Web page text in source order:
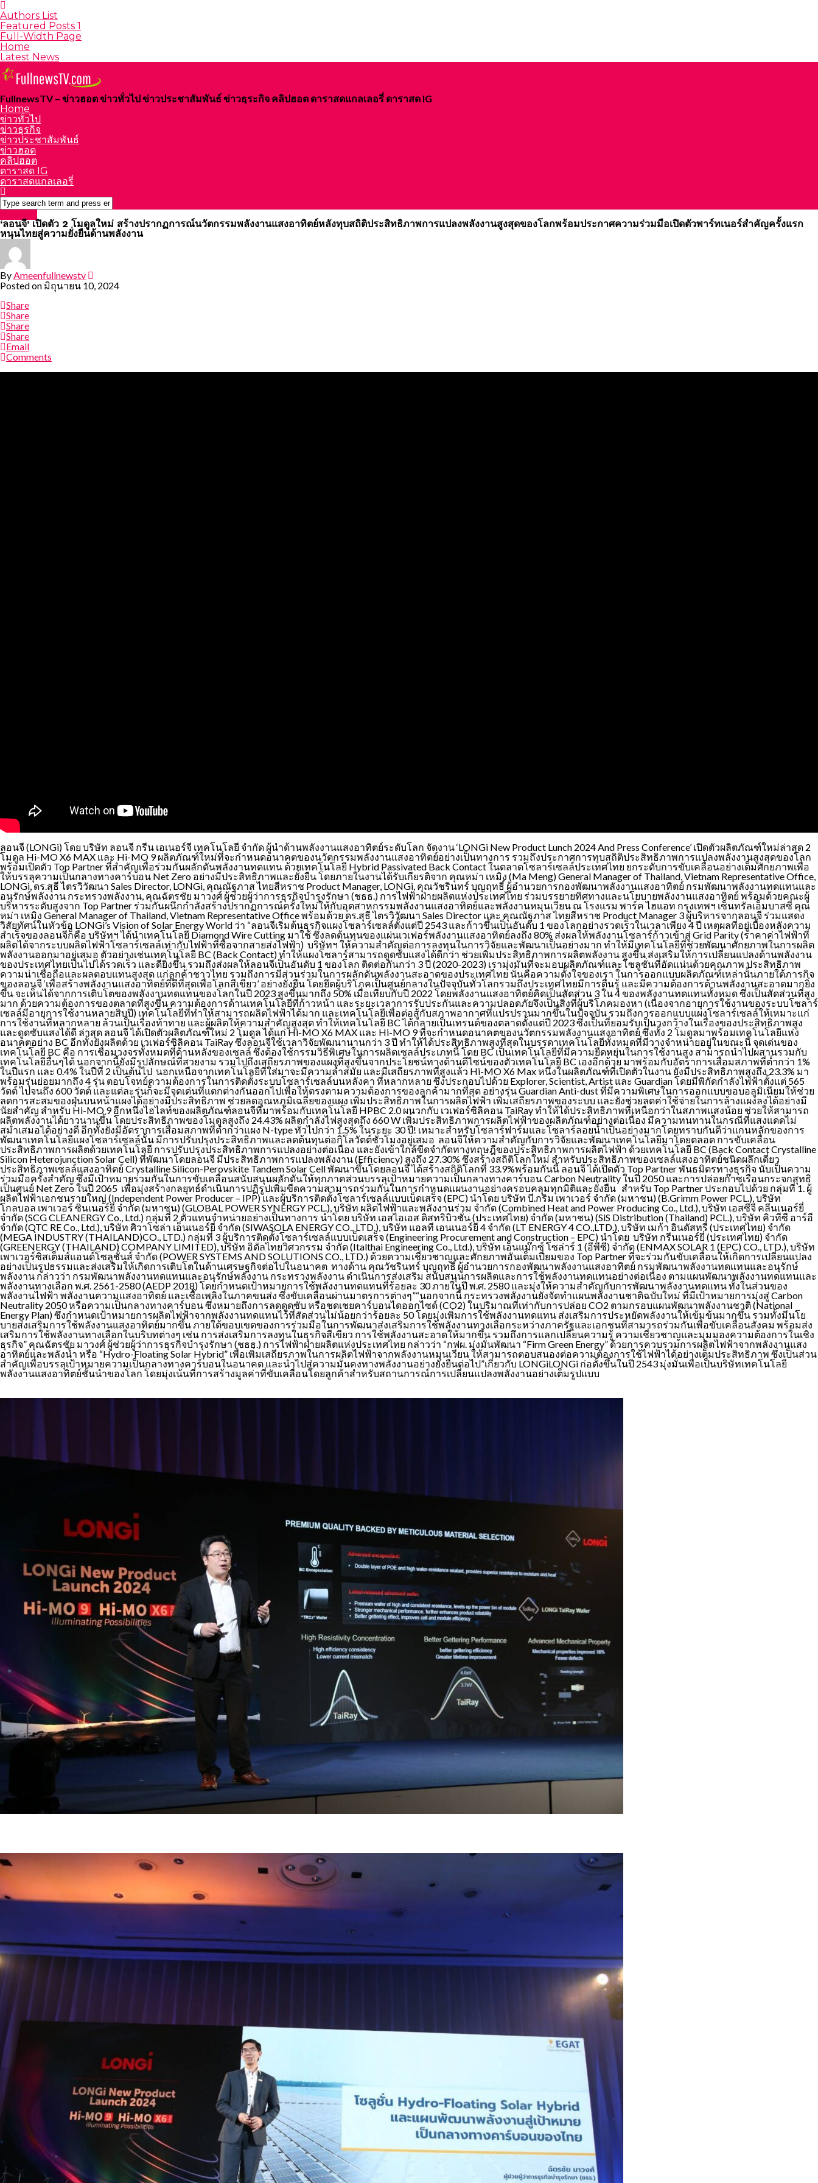
Authors List
Featured Posts 1
Full-Width Page
Home
Latest News
FullnewsTV – ข่าวฮอต ข่าวทั่วไป ข่าวประชาสัมพันธ์ ข่าวธุระกิจ คลิปฮอต ดาราสดแกลเลอรี่ ดาราสด IG
Home
ข่าวทั่วไป
ข่าวธุรกิจ
ข่าวประชาสัมพันธ์
ข่าวฮอต
คลิปฮอต
ดาราสด IG
ดาราสดแกลเลอรี่
‘ลอนจี’ เปิดตัว 2 โมดูลใหม่ สร้างปรากฏการณ์นวัตกรรมพลังงานแสงอาทิตย์หลังทุบสถิติประสิทธิภาพการแปลงพลังงานสูงสุดของโลกพร้อมประกาศความร่วมมือเปิดตัวพาร์ทเนอร์สำคัญครั้งแรก
หนุนไทยสู่ความยั่งยืนด้านพลังงาน
ByAmeenfullnewstv
Posted on มิถุนายน 10, 2024
Share
Share
Share
Share
Email
Comments
ลอนจี (LONGi) โดย บริษัท ลอนจี กรีน เอเนอร์จี เทคโนโลยี จำกัด ผู้นำด้านพลังงานแสงอาทิตย์ระดับโลก จัดงาน ‘LONGi New Product Lunch 2024 And Press Conference’ เปิดตัวผลิตภัณฑ์ใหม่ล่าสุด 2
โมดูล Hi-MO X6 MAX และ Hi-MO 9 ผลิตภัณฑ์ใหม่ที่จะกำหนดอนาคตของนวัตกรรมพลังงานแสงอาทิตย์อย่างเป็นทางการ รวมถึงประกาศการทุบสถิติประสิทธิภาพการแปลงพลังงานสูงสุดของโลก
พร้อมเปิดตัว Top Partner ที่สำคัญเพื่อร่วมกันผลักดันพลังงานทดแทน ด้วยเทคโนโลยี Hybrid Passivated Back Contact ในตลาดโซลาร์เซลล์ประเทศไทย ยกระดับการขับเคลื่อนอย่างเต็มศักยภาพเพื่อ
ให้บรรลุความเป็นกลางทางคาร์บอน Net Zero อย่างมีประสิทธิภาพและยั่งยืน โดยภายในงานได้รับเกียรติจาก คุณหม่า เหมิง (Ma Meng) General Manager of Thailand, Vietnam Representative Office,
LONGi, ดร.สุธี ไตรวิวัฒนา Sales Director, LONGi, คุณณัฐภาส ไทยสีหราช Product Manager, LONGi, คุณวัชรินทร์ บุญฤทธิ์ ผู้อำนวยการกองพัฒนาพลังงานแสงอาทิตย์ กรมพัฒนาพลังงานทดแทนและ
อนุรักษ์พลังงาน กระทรวงพลังงาน, คุณฉัตรชัย มาวงศ์ ผู้ช่วยผู้ว่าการธุรกิจบำรุงรักษา (ชธธ.) การไฟฟ้าฝ่ายผลิตแห่งประเทศไทย ร่วมบรรยายทิศทางและนโยบายพลังงานแสงอาทิตย์ พร้อมด้วยคณะผู้
บริหารระดับสูงจาก Top Partner ร่วมกันผนึกกำลังสร้างปรากฏการณ์ครั้งใหม่ให้กับอุตสาหกรรมพลังงานแสงอาทิตย์และพลังงานหมุนเวียน ณ โรงแรม พาร์ค ไฮแอท กรุงเทพฯ เซ็นทรัลเอ็มบาสซี่ คุณ
หม่า เหมิง General Manager of Thailand, Vietnam Representative Office พร้อมด้วย ดร.สุธี ไตรวิวัฒนา Sales Director และ คุณณัฐภาส ไทยสีหราช Product Manager 3 ผู้บริหารจากลอนจี ร่วมแสดง
วิสัยทัศน์ในหัวข้อ LONGi’s Vision of Solar Energy World ว่า “ลอนจีเริ่มต้นธุรกิจแผงโซลาร์เซลล์ตั้งแต่ปี 2543 และก้าวขึ้นเป็นอันดับ 1 ของโลกอย่างรวดเร็วในเวลาเพียง 4 ปี เหตุผลที่อยู่เบื้องหลังความ
สำเร็จของลอนจีก็คือ บริษัทฯ ได้นำเทคโนโลยี Diamond Wire Cutting มาใช้ ซึ่งลดต้นทุนของแผ่นเวเฟอร์พลังงานแสงอาทิตย์ลงถึง 80% ส่งผลให้พลังงานโซลาร์ก้าวเข้าสู่ Grid Parity (ราคาค่าไฟฟ้าที่
ผลิตได้จากระบบผลิตไฟฟ้าโซลาร์เซลล์เท่ากับไฟฟ้าที่ซื้อจากสายส่งไฟฟ้า) บริษัทฯ ให้ความสำคัญต่อการลงทุนในการวิจัยและพัฒนาเป็นอย่างมาก ทำให้มีเทคโนโลยีที่ช่วยพัฒนาศักยภาพในการผลิต
พลังงานออกมาอยู่เสมอ ตัวอย่างเช่นเทคโนโลยี BC (Back Contact) ทำให้แผงโซลาร์สามารถดูดซับแสงได้ดีกว่า ช่วยเพิ่มประสิทธิภาพการผลิตพลังงาน สูงขึ้น ส่งเสริมให้การเปลี่ยนแปลงด้านพลังงาน
ของประเทศไทยเป็นไปได้รวดเร็ว และดียิ่งขึ้น รวมถึงส่งผลให้ลอนจีเป็นอันดับ 1 ของโลก ติดต่อกันกว่า 3 ปี (2020-2023) เรามุ่งมั่นที่จะมอบผลิตภัณฑ์และโซลูชั่นที่อัดแน่นด้วยคุณภาพ ประสิทธิภาพ
ความน่าเชื่อถือและผลตอบแทนสูงสุด แก่ลูกค้าชาวไทย รวมถึงการมีส่วนร่วมในการผลักดันพลังงานสะอาดของประเทศไทย นั่นคือความตั้งใจของเรา ในการออกแบบผลิตภัณฑ์เหล่านั้นภายใต้ภารกิจ
ของลอนจี ‘เพื่อสร้างพลังงานแสงอาทิตย์ที่ดีที่สุดเพื่อโลกสีเขียว’ อย่างยั่งยืน โดยยึดผู้บริโภคเป็นศูนย์กลางในปัจจุบันทั่วโลกรวมถึงประเทศไทยมีการตื่นรู้ และมีความต้องการด้านพลังงานสะอาดมากยิ่ง
ขึ้น จะเห็นได้จากการเติบโตของพลังงานทดแทนของโลกในปี 2023 สูงขึ้นมากถึง 50% เมื่อเทียบกับปี 2022 โดยพลังงานแสงอาทิตย์คิดเป็นสัดส่วน 3 ใน 4 ของพลังงานทดแทนทั้งหมด ซึ่งเป็นสัดส่วนที่สูง
มาก ด้วยความต้องการของตลาดที่สูงขึ้น ความต้องการด้านเทคโนโลยีที่ก้าวหน้า และระยะเวลาการรับประกันและความปลอดภัยจึงเป็นสิ่งที่ผู้บริโภคมองหา (เนื่องจากอายุการใช้งานของระบบโซลาร์
เซลล์มีอายุการใช้งานหลายสิบปี) เทคโนโลยีที่ทำให้สามารถผลิตไฟฟ้าได้มาก และเทคโนโลยีเพื่อต่อสู้กับสภาพอากาศที่แปรปรวนมากขึ้นในปัจจุบัน รวมถึงการออกแบบแผงโซลาร์เซลล์ให้เหมาะแก่
การใช้งานที่หลากหลาย ล้วนเป็นเรื่องท้าทาย และผู้ผลิตให้ความสำคัญสูงสุด ทำให้เทคโนโลยี BC ได้กลายเป็นเทรนด์ของตลาดตั้งแต่ปี 2023 ซึ่งเป็นที่ยอมรับเป็นวงกว้างในเรื่องของประสิทธิภาพสูง
และดูดซับแสงได้ดี ล่าสุด ลอนจี ได้เปิดตัวผลิตภัณฑ์ใหม่ 2 โมดูล ได้แก่ Hi-MO X6 MAX และ Hi-MO 9 ที่จะกำหนดอนาคตของนวัตกรรมพลังงานแสงอาทิตย์ ซึ่งทั้ง 2 โมดูลมาพร้อมเทคโนโลยีแห่ง
อนาคตอย่าง BC อีกทั้งยังผลิตด้วย เวเฟอร์ซิลิคอน TaiRay ซึ่งลอนจีใช้เวลาวิจัยพัฒนานานกว่า 3 ปี ทำให้ได้ประสิทธิภาพสูงที่สุดในบรรดาเทคโนโลยีทั้งหมดที่มีวางจำหน่ายอยู่ในขณะนี้ จุดเด่นของ
เทคโนโลยี BC คือ การเชื่อมวงจรทั้งหมดที่ด้านหลังของเซลล์ ซึ่งต้องใช้กรรมวิธีพิเศษในการผลิตเซลล์ประเภทนี้ โดย BC เป็นเทคโนโลยีที่มีความยืดหยุ่นในการใช้งานสูง สามารถนำไปผสานรวมกับ
เทคโนโลยีอื่นๆได้ นอกจากนี้ยังมีรูปลักษณ์ที่สวยงาม รวมไปถึงเสถียรภาพของแผงที่สูงขึ้นจากประโยชน์ทางด้านดีไซน์ของตัวเทคโนโลยี BC เองอีกด้วย มาพร้อมกับอัตราการเสื่อมสภาพที่ต่ำกว่า 1%
ในปีแรก และ 0.4% ในปีที่ 2 เป็นต้นไป นอกเหนือจากเทคโนโลยีที่ใส่มาจะมีความล้ำสมัย และมีเสถียรภาพที่สูงแล้ว Hi-MO X6 Max หนึ่งในผลิตภัณฑ์ที่เปิดตัวในงาน ยังมีประสิทธิภาพสูงถึง 23.3% มา
พร้อมรุ่นย่อยมากถึง 4 รุ่น ตอบโจทย์ความต้องการในการติดตั้งระบบโซลาร์เซลล์บนหลังคา ที่หลากหลาย ซึ่งประกอบไปด้วย Explorer, Scientist, Artist และ Guardian โดยมีพิกัดกำลังไฟฟ้าตั้งแต่ 565
วัตต์ ไปจนถึง 600 วัตต์ และแต่ละรุ่นก็จะมีจุดเด่นที่แตกต่างกันออกไปเพื่อให้ตรงตามความต้องการของลูกค้ามากที่สุด อย่างรุ่น Guardian Anti-dust ที่มีความพิเศษในการออกแบบขอบอลูมิเนียมให้ช่วย
ลดการสะสมของฝุ่นบนหน้าแผงได้อย่างมีประสิทธิภาพ ช่วยลดอุณหภูมิเฉลี่ยของแผง เพิ่มประสิทธิภาพในการผลิตไฟฟ้า เพิ่มเสถียรภาพของระบบ และยังช่วยลดค่าใช้จ่ายในการล้างแผงลงได้อย่างมี
นัยสำคัญ สำหรับ Hi-MO 9 อีกหนึ่งไฮไลท์ของผลิตภัณฑ์ลอนจีที่มาพร้อมกับเทคโนโลยี HPBC 2.0 ผนวกกับ เวเฟอร์ซิลิคอน TaiRay ทำให้ได้ประสิทธิภาพที่เหนือกว่าในสภาพแสงน้อย ช่วยให้สามารถ
ผลิตพลังงานได้ยาวนานขึ้น โดยประสิทธิภาพของโมดูลสูงถึง 24.43% ผลิตกำลังไฟสูงสุดถึง 660 W เพิ่มประสิทธิภาพการผลิตไฟฟ้าของผลิตภัณฑ์อย่างต่อเนื่อง มีความทนทานในกรณีที่แสงแดดไม่
สม่ำเสมอได้อย่างดี อีกทั้งยังมีอัตราการเสื่อมสภาพที่ต่ำกว่าแผง N-type ทั่วไปกว่า 1.5% ในระยะ 30 ปี! เหมาะสำหรับโซลาร์ฟาร์มและโซลาร์ลอยน้ำเป็นอย่างมากโดยทราบกันดีว่าแกนหลักของการ
พัฒนาเทคโนโลยีแผงโซลาร์เซลล์นั้น มีการปรับปรุงประสิทธิภาพและลดต้นทุนต่อกิโลวัตต์ชั่วโมงอยู่เสมอ ลอนจีให้ความสำคัญกับการวิจัยและพัฒนาเทคโนโลยีมาโดยตลอด การขับเคลื่อน
ประสิทธิภาพการผลิตด้วยเทคโนโลยี การปรับปรุงประสิทธิภาพการแปลงอย่างต่อเนื่อง และยังเข้าใกล้ขีดจำกัดทางทฤษฎีของประสิทธิภาพการผลิตไฟฟ้า ด้วยเทคโนโลยี BC (Back Contact Crystalline
Silicon Heterojunction Solar Cell) ที่พัฒนาโดยลอนจี มีประสิทธิภาพการแปลงพลังงาน (Efficiency) สูงถึง 27.30% ซึ่งสร้างสถิติโลกใหม่ สำหรับประสิทธิภาพของเซลล์แสงอาทิตย์ชนิดผลึกเดี่ยว
ประสิทธิภาพเซลล์แสงอาทิตย์ Crystalline Silicon-Perovskite Tandem Solar Cell พัฒนาขึ้นโดยลอนจี ได้สร้างสถิติโลกที่ 33.9%พร้อมกันนี้ ลอนจี ได้เปิดตัว Top Partner พันธมิตรทางธุรกิจ นับเป็นความ
ร่วมมือครั้งสำคัญ ซึ่งมีเป้าหมายร่วมกันในการขับเคลื่อนสนับสนุนผลักดันให้ทุกภาคส่วนบรรลุเป้าหมายความเป็นกลางทางคาร์บอน Carbon Neutrality ในปี 2050 และการปล่อยก๊าซเรือนกระจกสุทธิ
เป็นศูนย์ Net Zero ในปี 2065 เพื่อมุ่งสร้างกลยุทธ์ดำเนินการปฏิรูปเพิ่มขีดความสามารถร่วมกันในการกำหนดแผนงานอย่างครอบคลุมทุกมิติและยั่งยืน สำหรับ Top Partner ประกอบไปด้วย กลุ่มที่ 1. ผู้
ผลิตไฟฟ้าเอกชนรายใหญ่ (Independent Power Producer – IPP) และผู้บริการติดตั้งโซลาร์เซลล์แบบเบ็ดเสร็จ (EPC) นำโดย บริษัท บี.กริม เพาเวอร์ จำกัด (มหาชน) (B.Grimm Power PCL.), บริษัท
โกลบอล เพาเวอร์ ซินเนอร์ยี่ จำกัด (มหาชน) (GLOBAL POWER SYNERGY PCL.), บริษัท ผลิตไฟฟ้าและพลังงานร่วม จำกัด (Combined Heat and Power Producing Co., Ltd.), บริษัท เอสซีจี คลีนเนอร์ยี่
จำกัด (SCG CLEANERGY Co., Ltd.) กลุ่มที่ 2 ตัวแทนจำหน่ายอย่างเป็นทางการ นำโดย บริษัท เอสไอเอส ดิสทริบิวชั่น (ประเทศไทย) จำกัด (มหาชน) (SiS Distribution (Thailand) PCL.), บริษัท คิวทีซี อาร์อี
จำกัด (QTC RE Co., Ltd.), บริษัท ศิวาโซล่า เอ็นเนอร์ยี่ จำกัด (SIWASOLA ENERGY CO., LTD.), บริษัท แอลที เอนเนอร์ยี 4 จำกัด (LT ENERGY 4 CO.,LTD.), บริษัท เมก้า อินดัสทรี (ประเทศไทย) จำกัด
(MEGA INDUSTRY (THAILAND)CO., LTD.) กลุ่มที่ 3 ผู้บริการติดตั้งโซลาร์เซลล์แบบเบ็ดเสร็จ (Engineering Procurement and Construction – EPC) นำโดย บริษัท กรีนเนอร์ยี่ (ประเทศไทย) จำกัด
(GREENERGY (THAILAND) COMPANY LIMITED), บริษัท อิตัลไทยวิศวกรรม จำกัด (Italthai Engineering Co., Ltd.), บริษัท เอ็นแม๊กซ์ โซล่าร์ 1 (อีพีซี) จำกัด (ENMAX SOLAR 1 (EPC) CO., LTD.), บริษัท
เพาเวอร์ซิสเต็มส์แอนด์โซลูชั่นส์ จำกัด (POWER SYSTEMS AND SOLUTIONS CO., LTD.) ด้วยความเชี่ยวชาญและศักยภาพอันเต็มเปี่ยมของ Top Partner ที่จะร่วมกันขับเคลื่อนให้เกิดการเปลี่ยนแปลง
อย่างเป็นรูปธรรมและส่งเสริมให้เกิดการเติบโตในด้านเศรษฐกิจต่อไปในอนาคต ทางด้าน คุณวัชรินทร์ บุญฤทธิ์ ผู้อำนวยการกองพัฒนาพลังงานแสงอาทิตย์ กรมพัฒนาพลังงานทดแทนและอนุรักษ์
พลังงาน กล่าวว่า กรมพัฒนาพลังงานทดแทนและอนุรักษ์พลังงาน กระทรวงพลังงาน ดำเนินการส่งเสริม สนับสนุนการผลิตและการใช้พลังงานทดแทนอย่างต่อเนื่อง ตามแผนพัฒนาพลังงานทดแทนและ
พลังงานทางเลือก พ.ศ. 2561-2580 (AEDP 2018) โดยกำหนดเป้าหมายการใช้พลังงานทดแทนที่ร้อยละ 30 ภายในปี พ.ศ. 2580 และมุ่งให้ความสำคัญกับการพัฒนาพลังงานทดแทน ทั้งในส่วนของ
พลังงานไฟฟ้า พลังงานความแสงอาทิตย์ และเชื้อเพลิงในภาคขนส่ง ซึ่งขับเคลื่อนผ่านมาตรการต่างๆ”“นอกจากนี้ กระทรวงพลังงานยังจัดทำแผนพลังงานชาติฉบับใหม่ ที่มีเป้าหมายการมุ่งสู่ Carbon
Neutrality 2050 หรือความเป็นกลางทางคาร์บอน ซึ่งหมายถึงการลดดูดซับ หรือชดเชยคาร์บอนไดออกไซด์ (CO2) ในปริมาณที่เท่ากับการปล่อย CO2 ตามกรอบแผนพัฒนาพลังงานชาติ (National
Energy Plan) ซึ่งกำหนดเป้าหมายการผลิตไฟฟ้าจากพลังงานทดแทนไว้ที่สัดส่วนไม่น้อยกว่าร้อยละ 50 โดยมุ่งเพิ่มการใช้พลังงานทดแทน ส่งเสริมการประหยัดพลังงานให้เข้มข้นมากขึ้น รวมทั้งมีนโย
บายส่งเสริมการใช้พลังงานแสงอาทิตย์มากขึ้น ภายใต้ขอบเขตของการร่วมมือในการพัฒนาส่งเสริมการใช้พลังงานทางเลือกระหว่างภาครัฐและเอกชนที่สามารถร่วมกันเพื่อขับเคลื่อนสังคม พร้อมส่ง
เสริมการใช้พลังงานทางเลือกในบริบทต่างๆ เช่น การส่งเสริมการลงทุนในธุรกิจสีเขียว การใช้พลังงานสะอาดให้มากขึ้น รวมถึงการแลกเปลี่ยนความรู้ ความเชี่ยวชาญและมุมมองความต้องการในเชิง
ธุรกิจ” คุณฉัตรชัย มาวงศ์ ผู้ช่วยผู้ว่าการธุรกิจบำรุงรักษา (ชธธ.) การไฟฟ้าฝ่ายผลิตแห่งประเทศไทย กล่าวว่า “กฟผ. มุ่งมั่นพัฒนา “Firm Green Energy” ด้วยการควบรวมการผลิตไฟฟ้าจากพลังงานแสง
อาทิตย์และพลังน้ำ หรือ “Hydro-Floating Solar Hybrid” เพื่อเพิ่มเสถียรภาพในการผลิตไฟฟ้าจากพลังงานหมุนเวียน ให้สามารถตอบสนองต่อความต้องการใช้ไฟฟ้าได้อย่างเต็มประสิทธิภาพ ซึ่งเป็นส่วน
สำคัญเพื่อบรรลุเป้าหมายความเป็นกลางทางคาร์บอนในอนาคต และนำไปสู่ความมั่นคงทางพลังงานอย่างยั่งยืนต่อไป”เกี่ยวกับ LONGiLONGi ก่อตั้งขึ้นในปี 2543 มุ่งมั่นเพื่อเป็นบริษัทเทคโนโลยี
พลังงานแสงอาทิตย์ชั้นนำของโลก โดยมุ่งเน้นที่การสร้างมูลค่าที่ขับเคลื่อนโดยลูกค้าสำหรับสถานการณ์การเปลี่ยนแปลงพลังงานอย่างเต็มรูปแบบ